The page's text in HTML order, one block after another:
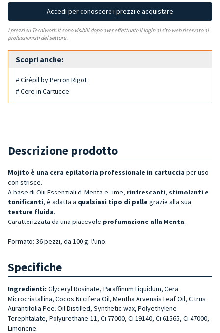
Accedi per conoscere i prezzi e acquistare
I prezzi su Tecniwork.it sono visibili dopo aver effettuato il login al sito web riservato ai
professionisti del settore.
Scopri anche:
# Cirépil by Perron Rigot
# Cere in Cartucce
Descrizione prodotto
Mojito è una cera epilatoria professionale in cartuccia per uso
con strisce.
A base di Olii Essenziali di Menta e Lime, rinfrescanti, stimolanti e
tonificanti, è adatta a qualsiasi tipo di pelle grazie alla sua
texture fluida.
Caratterizzata da una piacevole profumazione alla Menta.
Formato: 36 pezzi, da 100 g. l'uno.
Specifiche
Ingredienti: Glyceryl Rosinate, Paraffinum Liquidum, Cera
Microcristallina, Cocos Nucifera Oil, Mentha Arvensis Leaf Oil, Citrus
Aurantifolia Peel Oil Distilled, Synthetic wax, Polyethylene
Terephtalate, Polyurethane-11, Ci 77000, Ci 19140, Ci 61565, Ci 47000,
Limonene.